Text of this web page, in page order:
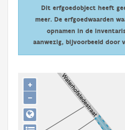
Downloads
Hergebruik
Dit erfgoedobject heeft
meer. De erfgoedwaarden
opnamen in de
aanwezig, bijvoorbeeld door
+
−